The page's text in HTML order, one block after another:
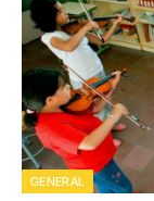
GENERAL